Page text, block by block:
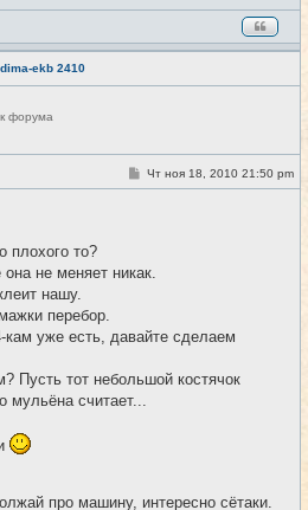
dima-ekb 2410
форума
#18
С
о
и
Чт ноя 18, 2010 21:50 pm
плохого то?
не меняет никак.
нашу.
перебор.
уже есть, давайте сделаем
Пусть тот небольшой костячок
мульёна считает...
про машину, интересно сётаки.